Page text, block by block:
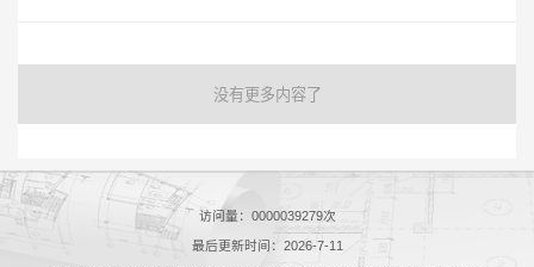
没有更多内容了
访问量： 0000039279次
最后更新时间： 2026-7-11